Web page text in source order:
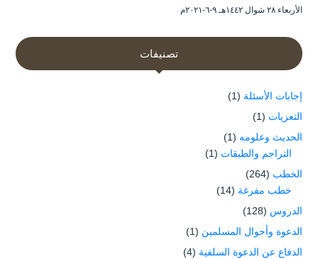
الأربعاء ۲۸ شوال ۱٤٤۲هـ ۹-٦-۲۰۲۱م
تصنيفات
إجابات الأسئلة (1)
التعزيات (1)
الحديث وعلومه (1)
التراجم والطبقات (1)
الخطب (264)
خطب مفرغة (14)
الدروس (128)
الدعوة وأحوال المسلمين (1)
الدفاع عن الدعوة السلفية (4)